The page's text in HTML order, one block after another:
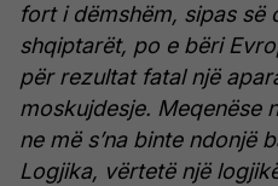
fort i dëmshëm, sipas së
shqiptarët, po e bëri
për rezultat fatal një
moskujdesje. Meqenëse
ne më s’na binte ndonjë
Logjika, vërtetë një